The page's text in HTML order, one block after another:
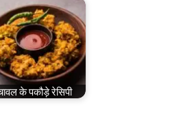
के पकौड़े रेसिपी